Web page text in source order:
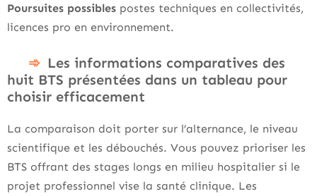
Poursuites possibles postes techniques en collectivités,
licences pro en environnement.
Les informations comparatives des
huit BTS présentées dans un tableau pour
choisir efficacement
La comparaison doit porter sur l’alternance, le niveau
scientifique et les débouchés. Vous pouvez prioriser les
BTS offrant des stages longs en milieu hospitalier si le
projet professionnel vise la santé clinique. Les